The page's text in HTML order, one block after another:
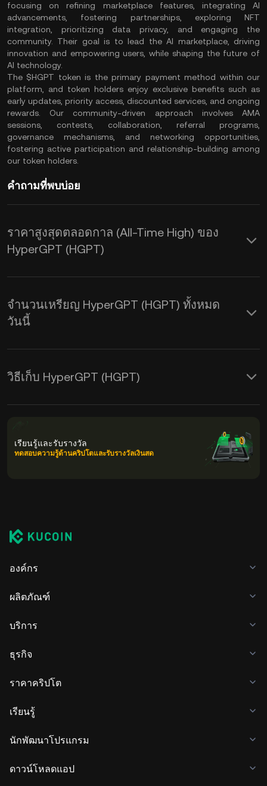
focusing on refining marketplace features, integrating AI
advancements, fostering partnerships, exploring NFT
integration, prioritizing data privacy, and engaging the
community. Their goal is to lead the AI marketplace, driving
innovation and empowering users, while shaping the future of
AI technology.
The $HGPT token is the primary payment method within our
platform, and token holders enjoy exclusive benefits such as
early updates, priority access, discounted services, and ongoing
rewards. Our community-driven approach involves AMA
sessions, contests, collaboration, referral programs,
governance mechanisms, and networking opportunities,
fostering active participation and relationship-building among
our token holders.
คำถามที่พบบ่อย
ราคาสูงสุดตลอดกาล (All-Time High) ของ
HyperGPT (HGPT)
จำนวนเหรียญ HyperGPT (HGPT) ทั้งหมด
วันนี้
วิธีเก็บ HyperGPT (HGPT)
เรียนรู้และรับรางวัล
ทดสอบความรู้ด้านคริปโตและรับรางวัลเงินสด
องค์กร
ผลิตภัณฑ์
บริการ
ธุรกิจ
ราคาคริปโต
เรียนรู้
นักพัฒนาโปรแกรม
ดาวน์โหลดแอป